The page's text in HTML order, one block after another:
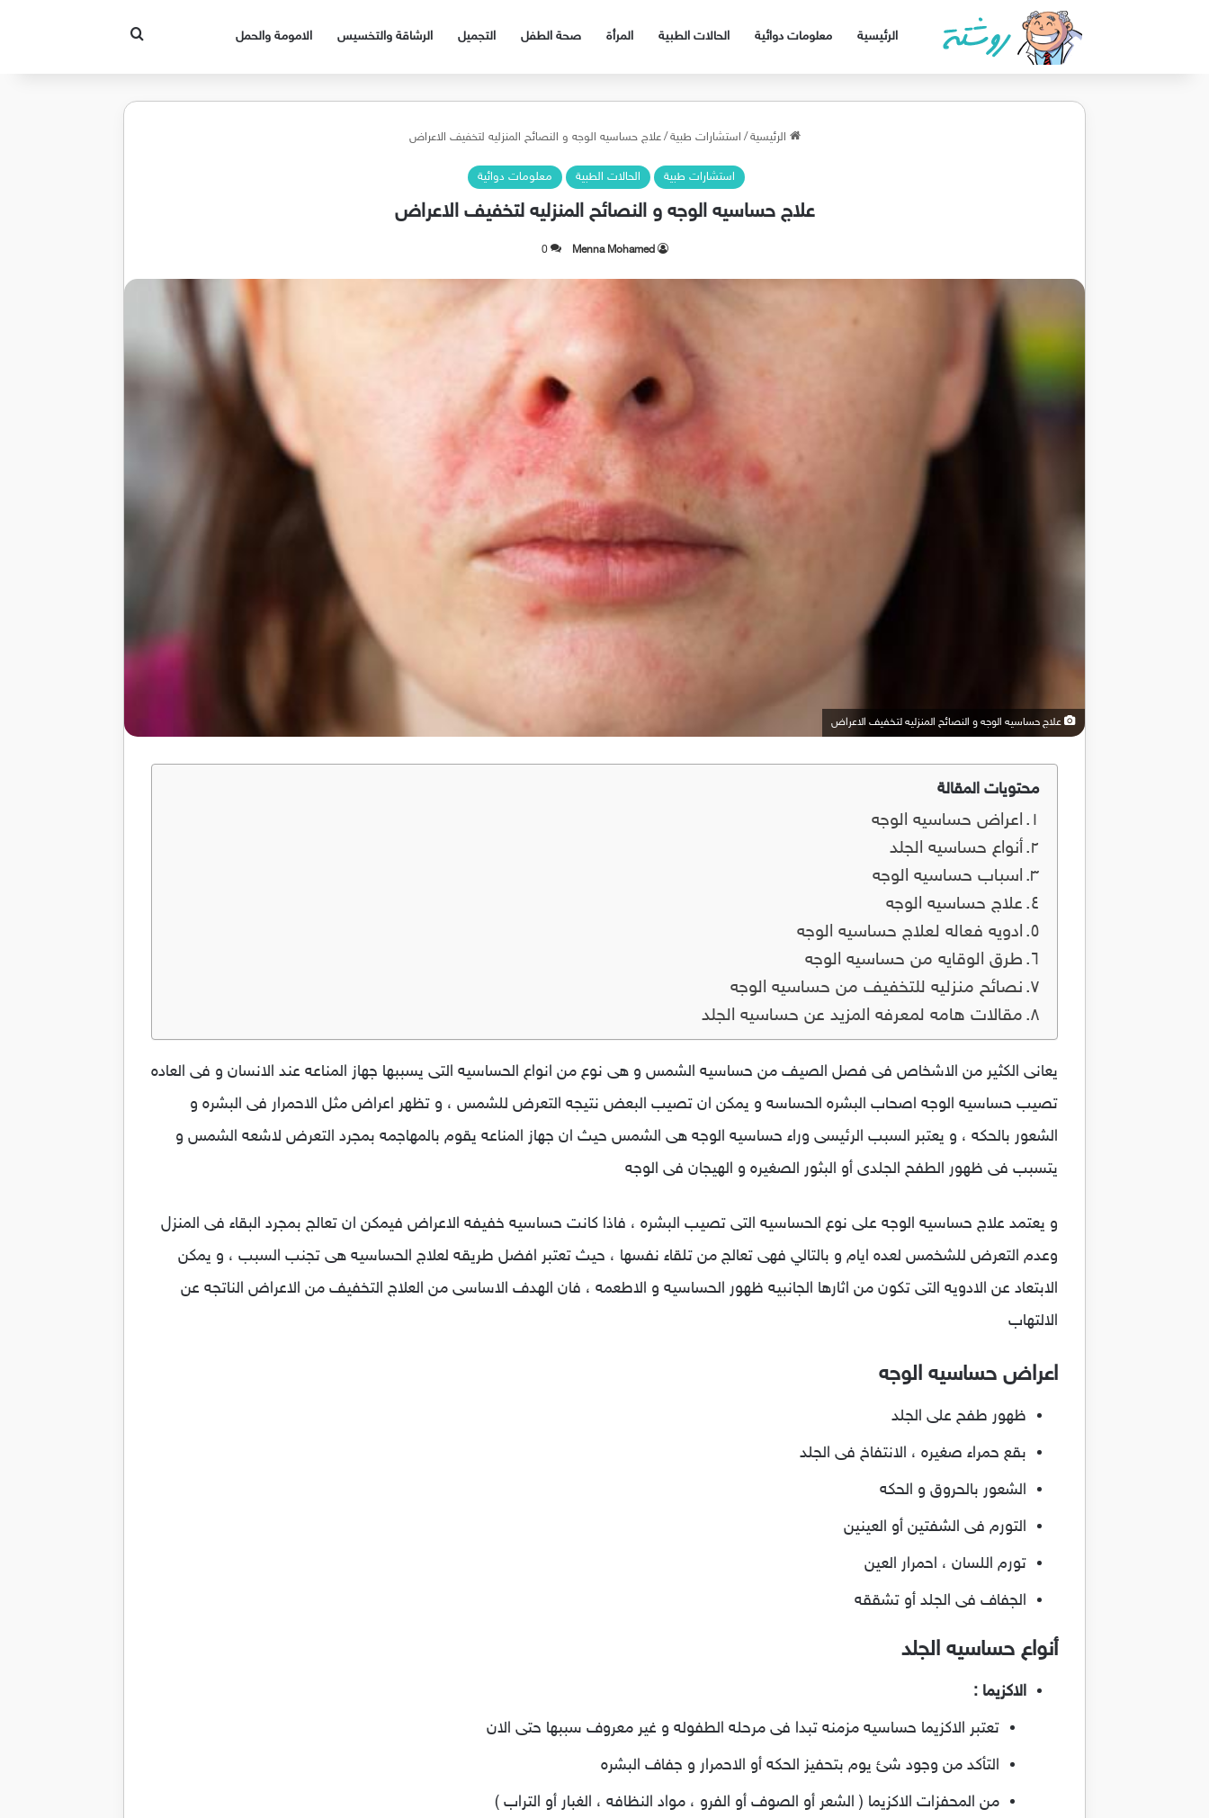
الرئيسية معلومات دوائية الحالات الطبية المرأة صحة الطفل التجميل الرشاقة والتخسيس الامومة والحمل بحث عن
الرئيسية / استشارات طبية / علاج حساسيه الوجه و النصائح المنزليه لتخفيف الاعراض
استشارات طبية الحالات الطبية معلومات دوائية
علاج حساسيه الوجه و النصائح المنزليه لتخفيف الاعراض
Menna Mohamed
0
علاج حساسيه الوجه و النصائح المنزليه لتخفيف الاعراض
محتويات المقالة
اعراض حساسيه الوجه
أنواع حساسيه الجلد
اسباب حساسيه الوجه
علاج حساسيه الوجه
ادويه فعاله لعلاج حساسيه الوجه
طرق الوقايه من حساسيه الوجه
نصائح منزليه للتخفيف من حساسيه الوجه
مقالات هامه لمعرفه المزيد عن حساسيه الجلد
يعانى الكثير من الاشخاص فى فصل الصيف من حساسيه الشمس و هى نوع من انواع الحساسيه التى يسببها جهاز المناعه عند الانسان و فى العاده
تصيب حساسيه الوجه اصحاب البشره الحساسه و يمكن ان تصيب البعض نتيجه التعرض للشمس ، و تظهر اعراض مثل الاحمرار فى البشره و
الشعور بالحكه ، و يعتبر السبب الرئيسى وراء حساسيه الوجه هى الشمس حيث ان جهاز المناعه يقوم بالمهاجمه بمجرد التعرض لاشعه الشمس و
يتسبب فى ظهور الطفح الجلدى أو البثور الصغيره و الهيجان فى الوجه
و يعتمد علاج حساسيه الوجه على نوع الحساسيه التى تصيب البشره ، فاذا كانت حساسيه خفيفه الاعراض فيمكن ان تعالج بمجرد البقاء فى المنزل
وعدم التعرض للشخمس لعده ايام و بالتالي فهى تعالج من تلقاء نفسها ، حيث تعتبر افضل طريقه لعلاج الحساسيه هى تجنب السبب ، و يمكن
الابتعاد عن الادويه التى تكون من اثارها الجانبيه ظهور الحساسيه و الاطعمه ، فان الهدف الاساسى من العلاج التخفيف من الاعراض الناتجه عن
الالتهاب
اعراض حساسيه الوجه
ظهور طفح على الجلد
بقع حمراء صغيره ، الانتفاخ فى الجلد
الشعور بالحروق و الحكه
التورم فى الشفتين أو العينين
تورم اللسان ، احمرار العين
الجفاف فى الجلد أو تشققه
أنواع حساسيه الجلد
الاكزيما :
تعتبر الاكزيما حساسيه مزمنه تبدا فى مرحله الطفوله و غير معروف سببها حتى الان
التأكد من وجود شئ يوم بتحفيز الحكه أو الاحمرار و جفاف البشره
من المحفزات الاكزيما ( الشعر أو الصوف أو الفرو ، مواد النظافه ، الغبار أو التراب )